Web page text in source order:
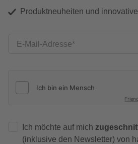
Produktneuheiten und
E-Mail-Adresse
Ich möchte auf mich
(inklusive den Newsletter) von